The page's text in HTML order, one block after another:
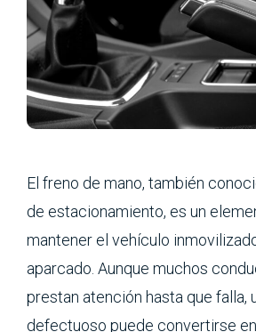
El freno de mano, también
de estacionamiento, es un
mantener el vehículo
aparcado. Aunque muchos
prestan atención hasta que falla,
defectuoso puede convertirse